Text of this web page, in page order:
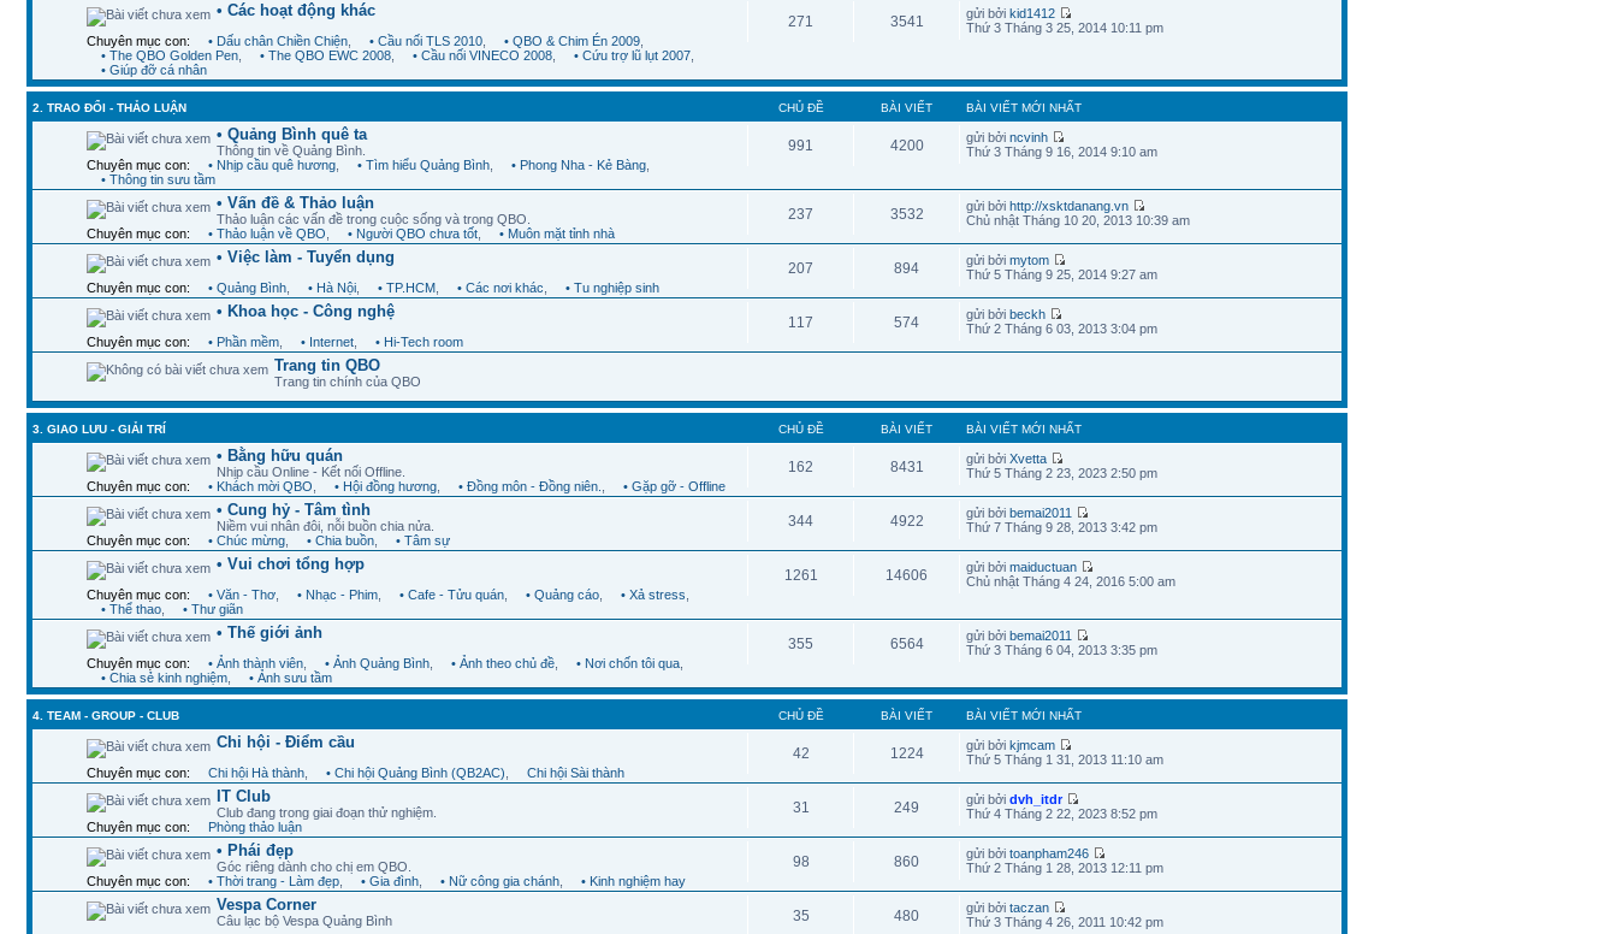
• Các hoạt động khác
Chuyên mục con: • Dấu chân Chiền Chiện • Cầu nối TLS 2010 • QBO & Chim Én 2009
• The QBO Golden Pen
• The QBO EWC 2008 • Cầu nối VINECO 2008 • Cứu trợ lũ lụt 2007
• Giúp đỡ cá nhân
271 3541 gửi bởikid1412
Thứ 3 Tháng 3 25, 2014 10:11 pm
2. TRAO ĐỔI - THẢO LUẬN CHỦ ĐỀ BÀI VIẾT BÀI VIẾT MỚI NHẤT
• Quảng Bình quê ta
Thông tin về Quảng Bình.
Chuyên mục con:
• Nhịp cầu quê hương • Tìm hiểu Quảng Bình • Phong Nha - Kẻ Bàng
• Thông tin sưu tầm
991 4200 gửi bởincvinh
Thứ 3 Tháng 9 16, 2014 9:10 am
• Vấn đề & Thảo luận
Thảo luận các vấn đề trong cuộc sống và trong QBO.
Chuyên mục con:
• Thảo luận về QBO • Người QBO chưa tốt • Muôn mặt tỉnh nhà
237 3532 gửi bởihttp://xsktdanang.vn
Chủ nhật Tháng 10 20, 2013 10:39 am
• Việc làm - Tuyển dụng
Chuyên mục con: • Quảng Bình • Hà Nội • TP.HCM • Các nơi khác • Tu nghiệp sinh
207 894 gửi bởimytom
Thứ 5 Tháng 9 25, 2014 9:27 am
• Khoa học - Công nghệ
Chuyên mục con: • Phần mềm • Internet • Hi-Tech room
117 574 gửi bởibeckh
Thứ 2 Tháng 6 03, 2013 3:04 pm
Trang tin QBO
Trang tin chính của QBO
3. GIAO LƯU - GIẢI TRÍ CHỦ ĐỀ BÀI VIẾT BÀI VIẾT MỚI NHẤT
• Bằng hữu quán
Nhịp cầu Online - Kết nối Offline.
Chuyên mục con:
• Khách mời QBO • Hội đồng hương • Đồng môn - Đồng niên. • Gặp gỡ - Offline
162 8431 gửi bởiXvetta
Thứ 5 Tháng 2 23, 2023 2:50 pm
• Cung hỷ - Tâm tình
Niềm vui nhân đôi, nỗi buồn chia nửa.
Chuyên mục con:
• Chúc mừng • Chia buồn • Tâm sự
344 4922 gửi bởibemai2011
Thứ 7 Tháng 9 28, 2013 3:42 pm
• Vui chơi tổng hợp
Chuyên mục con: • Văn - Thơ • Nhạc - Phim • Cafe - Tửu quán • Quảng cáo • Xả stress
• Thể thao
• Thư giãn
1261 14606 gửi bởimaiductuan
Chủ nhật Tháng 4 24, 2016 5:00 am
• Thế giới ảnh
Chuyên mục con: • Ảnh thành viên • Ảnh Quảng Bình • Ảnh theo chủ đề • Nơi chốn tôi qua
• Chia sẻ kinh nghiệm
• Ảnh sưu tầm
355 6564 gửi bởibemai2011
Thứ 3 Tháng 6 04, 2013 3:35 pm
4. TEAM - GROUP - CLUB CHỦ ĐỀ BÀI VIẾT BÀI VIẾT MỚI NHẤT
Chi hội - Điểm cầu
Chuyên mục con: Chi hội Hà thành • Chi hội Quảng Bình (QB2AC) Chi hội Sài thành
42 1224 gửi bởikjmcam
Thứ 5 Tháng 1 31, 2013 11:10 am
IT Club
Club đang trong giai đoạn thử nghiệm.
Chuyên mục con:
Phòng thảo luận
31 249 gửi bởidvh_itdr
Thứ 4 Tháng 2 22, 2023 8:52 pm
• Phái đẹp
Góc riêng dành cho chị em QBO.
Chuyên mục con:
• Thời trang - Làm đẹp • Gia đình • Nữ công gia chánh • Kinh nghiệm hay
98 860 gửi bởitoanpham246
Thứ 2 Tháng 1 28, 2013 12:11 pm
Vespa Corner
Câu lạc bộ Vespa Quảng Bình 35 480 gửi bởitaczan
Thứ 3 Tháng 4 26, 2011 10:42 pm